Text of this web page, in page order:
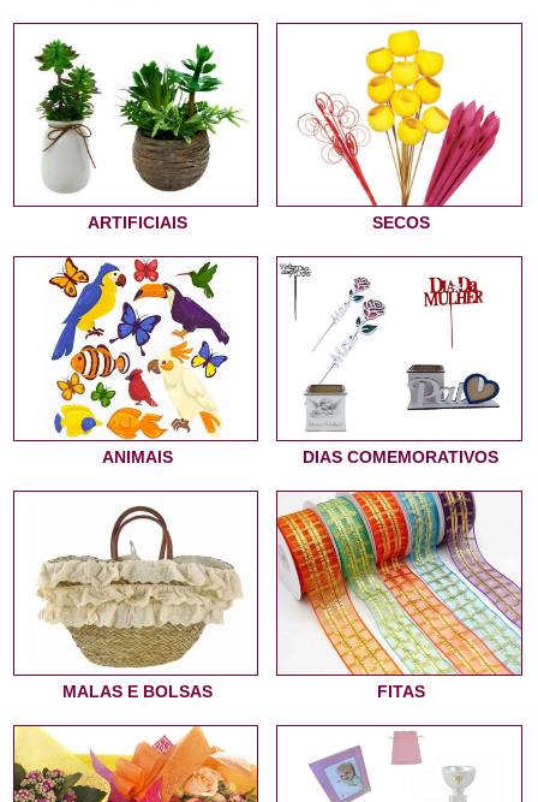
ARTIFICIAIS SECOS
ANIMAIS DIAS COMEMORATIVOS
MALAS E BOLSAS FITAS